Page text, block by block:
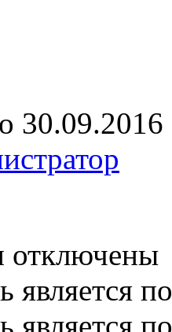
30.09.2016
записи
отключены
является
является